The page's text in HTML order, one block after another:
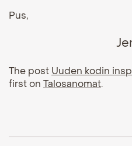
Pus,
The post Uuden kodin
first on Talosanomat.